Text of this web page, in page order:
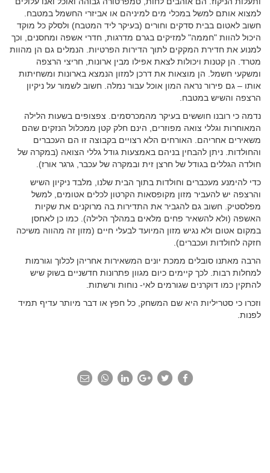
למצוא אותם למשל במכלי מים למיניהם או אביזרי החשמל במטבח.
חשוב לאטום בבית סדקים וחורים (בעיקר ליד המטבח) ולסלק כל מוקד
היכול להוות "חממה" למזיקים בגרם מדרגות, חדרי אשפה ומחסנים, וכך
למנוע את חדירת המקקים לתוך הדירות הפרטיות. הנמלים גם הן מהוות
מטרד. הן קטנות ויכולות לצאת אפילו מבין ארונות, חריצי הרצפה
ומשקעי חשמל. הן מוצאות את דרכן למזון הנמצא בארונות ומשחיתות
אותו – גם פירור נראה המון אוכל עבור נמלה. חשוב לשמור על ניקיון
הרצפה והשיש במטבח.
נדמה כי רובנו חוששים בעיקר מהמכרסמים. צפצופים בשעות הלילה
המאוחרות וגללי צואה מפוזרים, הינם חלק קטן ממכלול הנזקים שהם
משאירים אחריהם. האורחים הלא רצויים בקבוצה זו הם העכברים
והחולדות. ניתן להבחין בניהם באמצעות גודל גללי הצואה (במקרה של
חולדה הגללים בגודל של חרצן זית ובמקרה של עכבר, גרגר אורז).
כדי להימנע מעכברים וחולדות בתוך הבית שלנו, מלבד ניקיון השיש
והרצפה יש להעביר מזון מקופסאות הקרטון לכלים אטומים, למשל
מפלסטיק. חשוב גם להגביר את התדירות בה מרוקנים את שקיות
האשפה (ולא להשאיר פחים מלאים במהלך הלילה). כמו כן לאחסן
במקום אטום ולא נגיש מזון המיועד לבעלי חיים (מזון זה מהווה משיכה
חזקה לחולדות ועכברים).
הרבה מאתנו סובלים ממכת יונים המשאירות אחריהן לכלוך וגורמות
למחלות רבות. לכך קיימים כיום מגוון פתרונות חדשניים בשוק שיש
להתקין כמו דוקרנים שגורמים לאי- נוחות ורשתות.
וזכרו כי סטריליות היא שם המשחק, כל חפץ או דבר מיותר עדיף תמיד
לפנות.